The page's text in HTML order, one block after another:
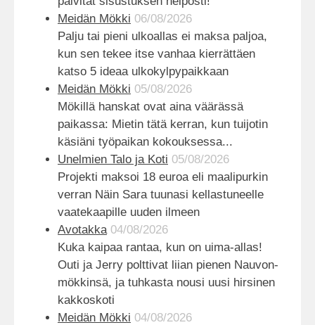
Meidän Mökki 06/08/2026
Palju tai pieni ulkoallas ei maksa paljoa,
kun sen tekee itse vanhaa kierrättäen
katso 5 ideaa ulkokylpypaikkaan
Meidän Mökki 05/08/2026
Mökillä hanskat ovat aina väärässä
paikassa: Mietin tätä kerran, kun tuijotin
käsiäni työpaikan kokouksessa...
Unelmien Talo ja Koti 05/08/2026
Projekti maksoi 18 euroa eli maalipurkin
verran Näin Sara tuunasi kellastuneelle
vaatekaapille uuden ilmeen
Avotakka 04/08/2026
Kuka kaipaa rantaa, kun on uima-allas!
Outi ja Jerry polttivat liian pienen Nauvon-
mökkinsä, ja tuhkasta nousi uusi hirsinen
kakkoskoti
Meidän Mökki 04/08/2026